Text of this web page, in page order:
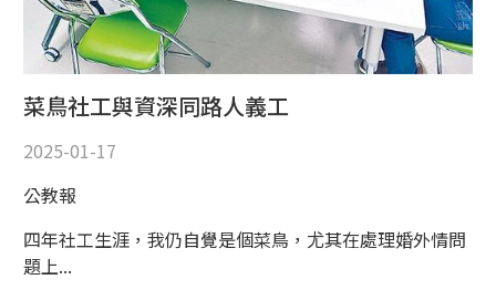
菜鳥社工與資深同路人義工
2025-01-17
公教報
四年社工生涯，我仍自覺是個菜鳥，尤其在處理婚外情問
題上...